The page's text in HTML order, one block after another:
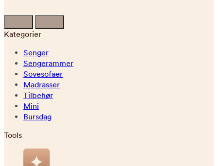
Kategorier
Senger
Sengerammer
Sovesofaer
Madrasser
Tilbehør
Mini
Bursdag
Tools